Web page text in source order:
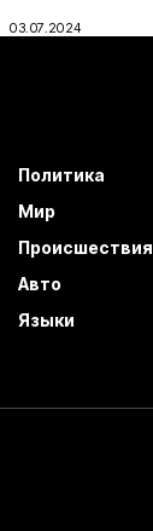
03.07.2024
Политика
Мир
Происшествия
Авто
Языки